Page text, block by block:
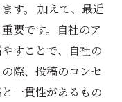
す。 加えて、最近
要です。自社のア
すことで、自社の
際、投稿のコンセ
一貫性があるもの